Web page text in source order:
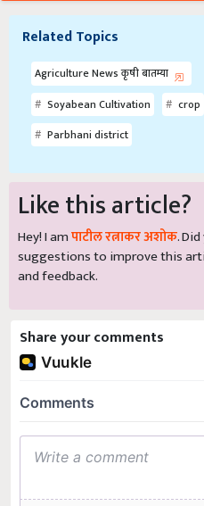
Related Topics
Agriculture News कृषी बातम्या
Soyabean Cultivation
crop
Parbhani district
Like this article?
Hey! I amपाटील रत्नाकर अशोक.
suggestions to improve this
and feedback.
Share your comments